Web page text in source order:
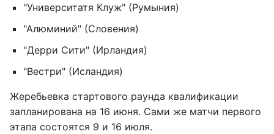
"Университатя Клуж" (Румыния)
"Алюминий" (Словения)
"Дерри Сити" (Ирландия)
"Вестри" (Исландия)
Жеребьевка стартового раунда квалификации
запланирована на 16 июня. Сами же матчи первого
этапа состоятся 9 и 16 июля.